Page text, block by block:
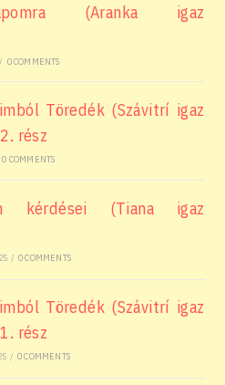
(Aranka igaz
/ 0 COMMENTS
Töredék (Szávitrí igaz
rész
0 COMMENTS
kérdései (Tiana igaz
/ 0 COMMENTS
Töredék (Szávitrí igaz
rész
/ 0 COMMENTS